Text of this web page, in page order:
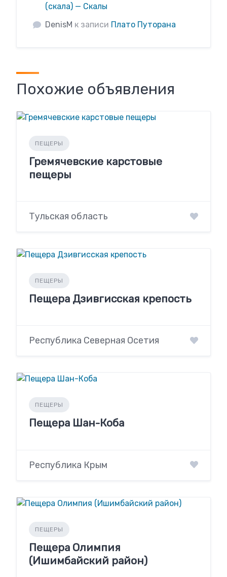
(скала) — Скалы
DenisM к записи Плато Путорана
Похожие объявления
ПЕЩЕРЫ
Гремячевские карстовые
пещеры
Тульская область
ПЕЩЕРЫ
Пещера Дзивгисская крепость
Республика Северная Осетия
ПЕЩЕРЫ
Пещера Шан-Коба
Республика Крым
ПЕЩЕРЫ
Пещера Олимпия
(Ишимбайский район)